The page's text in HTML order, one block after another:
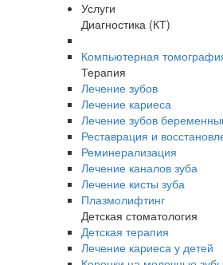
Услуги
Диагностика (КТ)
Компьютерная
Терапия
Лечение зубов
Лечение кариеса
Лечение зубов
Реставрация и
Реминерализация
Лечение каналов зуба
Лечение кисты зуба
Плазмолифтинг
Детская стоматология
Детская терапия
Лечение кариеса у детей